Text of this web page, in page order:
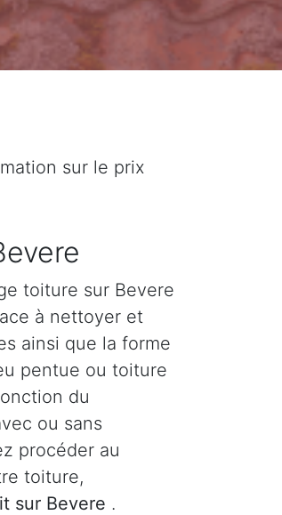
sur le prix
toiture sur Bevere
à nettoyer et
ainsi que la forme
pentue ou toiture
du
ou sans
procéder au
toiture,
sur Bevere .